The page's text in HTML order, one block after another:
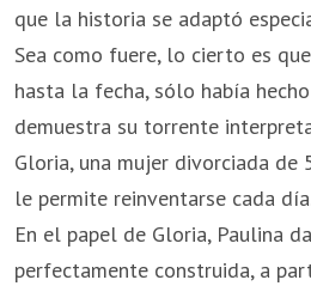
que la historia se adaptó
Sea como fuere, lo cierto es
hasta la fecha, sólo había
demuestra su torrente
Gloria, una mujer divorciada de
le permite reinventarse cada
En el papel de Gloria, Paulina
perfectamente construida, a